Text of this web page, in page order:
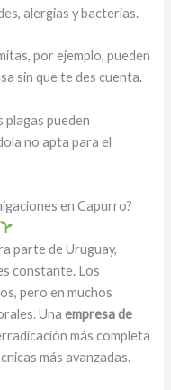
alergias y bacterias.
por ejemplo, pueden
sin que te des cuenta.
plagas pueden
no apta para el
en Capurro?
parte de Uruguay,
constante. Los
pero en muchos
Unaempresa de
más completa
más avanzadas.